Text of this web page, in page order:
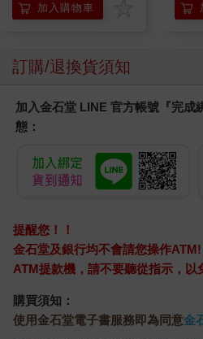
加入購物車
訂購/退換貨須知
加入金石堂 LINE 官方帳號『完成
態：
提醒您！！
金石堂及銀行均不會請您操作
ATM提款機，請不要聽從指示，以
購買須知：
使用金石堂電子書服務即為同意金